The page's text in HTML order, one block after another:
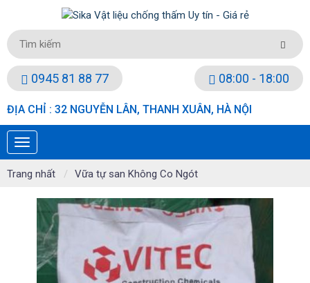
0945 81 88 77 08:00 - 18:00
ĐỊA CHỈ : 32 NGUYỄN LÂN, THANH XUÂN, HÀ NỘI
Trang nhất Vữa tự san Không Co Ngót